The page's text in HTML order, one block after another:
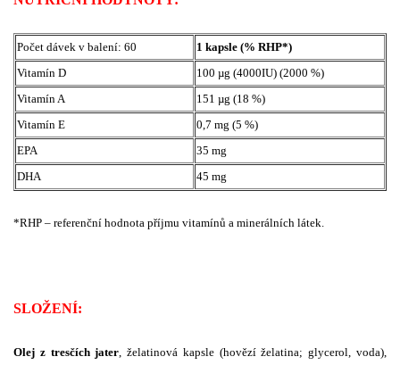
Počet dávek v balení: 60
1 kapsle (% RHP*)
Vitamín D
100 µg (4000IU) (2000 %)
Vitamín A
151 µg (18 %)
Vitamín E
0,7 mg (5 %)
EPA
35 mg
DHA
45 mg
*RHP – referenční hodnota příjmu vitamínů a minerálních látek.
SLOŽENÍ:
Olej z tresčích jater , želatinová kapsle (hovězí želatina; glycerol, voda),